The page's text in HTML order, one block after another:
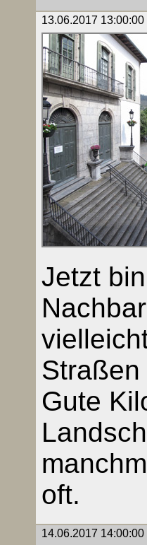
13.06.2017 13:00:00
Jetzt
Gute
oft.
14.06.2017 14:00:00